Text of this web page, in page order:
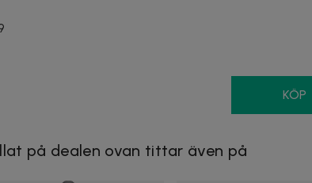
KÖP
på dealen ovan tittar även på